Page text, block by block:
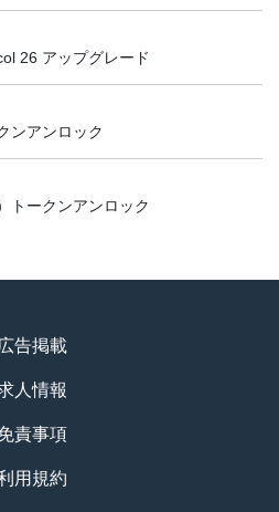
26 アップグレード
ンアンロック
トークンアンロック
広告掲載
人情報
責事項
用規約